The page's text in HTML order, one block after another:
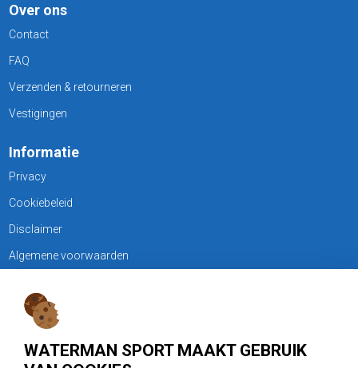
WATERMAN SPORT MAAKT GEBRUIK
Over ons
Contact
FAQ
Verzenden & retourneren
Vestigingen
Informatie
Privacy
Cookiebeleid
Disclaimer
Algemene voorwaarden
KLANTENSERVICE
020 - 6901044